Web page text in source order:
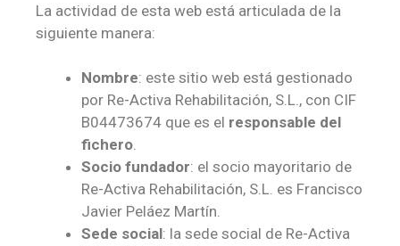
La actividad de esta web está articulada de la
siguiente manera:
Nombre: este sitio web está gestionado
por Re-Activa Rehabilitación, S.L., con CIF
B04473674 que es el responsable del
fichero.
Socio fundador: el socio mayoritario de
Re-Activa Rehabilitación, S.L. es Francisco
Javier Peláez Martín.
Sede social: la sede social de Re-Activa